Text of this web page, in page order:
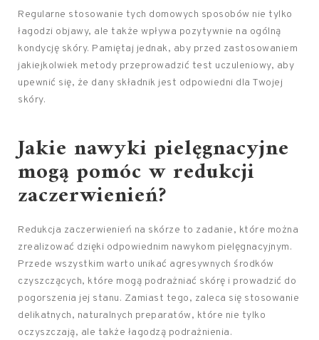
Regularne stosowanie tych domowych sposobów nie tylko
łagodzi objawy, ale także wpływa pozytywnie na ogólną
kondycję skóry. Pamiętaj jednak, aby przed zastosowaniem
jakiejkolwiek metody przeprowadzić test uczuleniowy, aby
upewnić się, że dany składnik jest odpowiedni dla Twojej
skóry.
Jakie nawyki pielęgnacyjne
mogą pomóc w redukcji
zaczerwienień?
Redukcja zaczerwienień na skórze to zadanie, które można
zrealizować dzięki odpowiednim nawykom pielęgnacyjnym.
Przede wszystkim warto unikać agresywnych środków
czyszczących, które mogą podrażniać skórę i prowadzić do
pogorszenia jej stanu. Zamiast tego, zaleca się stosowanie
delikatnych, naturalnych preparatów, które nie tylko
oczyszczają, ale także łagodzą podrażnienia.